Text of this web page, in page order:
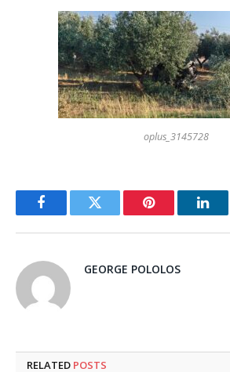
oplus_3145728
FacebookTwitter Pinterest
GEORGE POLOLOS
RELATED POSTS